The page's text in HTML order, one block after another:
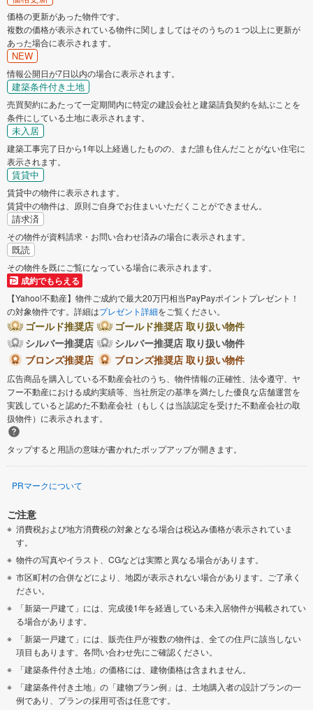
価格の更新があった物件です。
複数の価格が表示されている物件に関しましてはそのうちの１つ以上に更新が
あった場合に表示されます。
NEW
情報公開日が7日以内の場合に表示されます。
建築条件付き土地
売買契約にあたって一定期間内に特定の建設会社と建築請負契約を結ぶことを
条件にしている土地に表示されます。
未入居
建築工事完了日から1年以上経過したものの、まだ誰も住んだことがない住宅に
表示されます。
賃貸中
賃貸中の物件に表示されます。
賃貸中の物件は、原則ご自身でお住まいいただくことができません。
請求済
その物件が資料請求・お問い合わせ済みの場合に表示されます。
既読
その物件を既にご覧になっている場合に表示されます。
成約でもらえる
【Yahoo!不動産】物件ご成約で最大20万円相当PayPayポイントプレゼント！
の対象物件です。詳細はプレゼント詳細をご覧ください。
ゴールド推奨店
ゴールド推奨店 取り扱い物件
シルバー推奨店
シルバー推奨店 取り扱い物件
ブロンズ推奨店
ブロンズ推奨店 取り扱い物件
広告商品を購入している不動産会社のうち、物件情報の正確性、法令遵守、ヤ
フー不動産における成約実績等、当社所定の基準を満たした優良な店舗運営を
実践していると認めた不動産会社（もしくは当該認定を受けた不動産会社の取
扱物件）に表示されます。
タップすると用語の意味が書かれたポップアップが開きます。
PRマークについて
ご注意
消費税および地方消費税の対象となる場合は税込み価格が表示されていま
す。
物件の写真やイラスト、CGなどは実際と異なる場合があります。
市区町村の合併などにより、地図が表示されない場合があります。ご了承く
ださい。
「新築一戸建て」には、完成後1年を経過している未入居物件が掲載されてい
る場合があります。
「新築一戸建て」には、販売住戸が複数の物件は、全ての住戸に該当しない
項目もあります。各問い合わせ先にご確認ください。
「建築条件付き土地」の価格には、建物価格は含まれません。
「建築条件付き土地」の「建物プラン例」は、土地購入者の設計プランの一
例であり、プランの採用可否は任意です。